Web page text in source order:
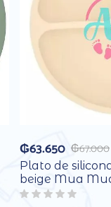
₲67.000
₲63.650
Plato de
beige Mua